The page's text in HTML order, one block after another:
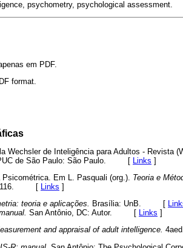
psychometry, psychological assessment.
em PDF.
format.
Wechsler de Inteligência para Adultos - Revista
PUC de São Paulo: São Paulo. [
Links ]
Em L. Pasquali (org.). Teoria e
116. [
Links ]
teoria e aplicações. Brasília: UnB. [
San Antônio, DC: Autor. [ Links ]
and appraisal of adult intelligence.